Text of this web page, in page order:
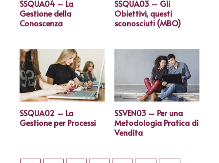
SSQUA04 – La
Gestione della
Conoscenza
SSQUA03 – Gli
Obiettivi, questi
sconosciuti (MBO)
SSQUA02 – La
Gestione per Processi
SSVEN03 – Per una
Metodologia Pratica di
Vendita